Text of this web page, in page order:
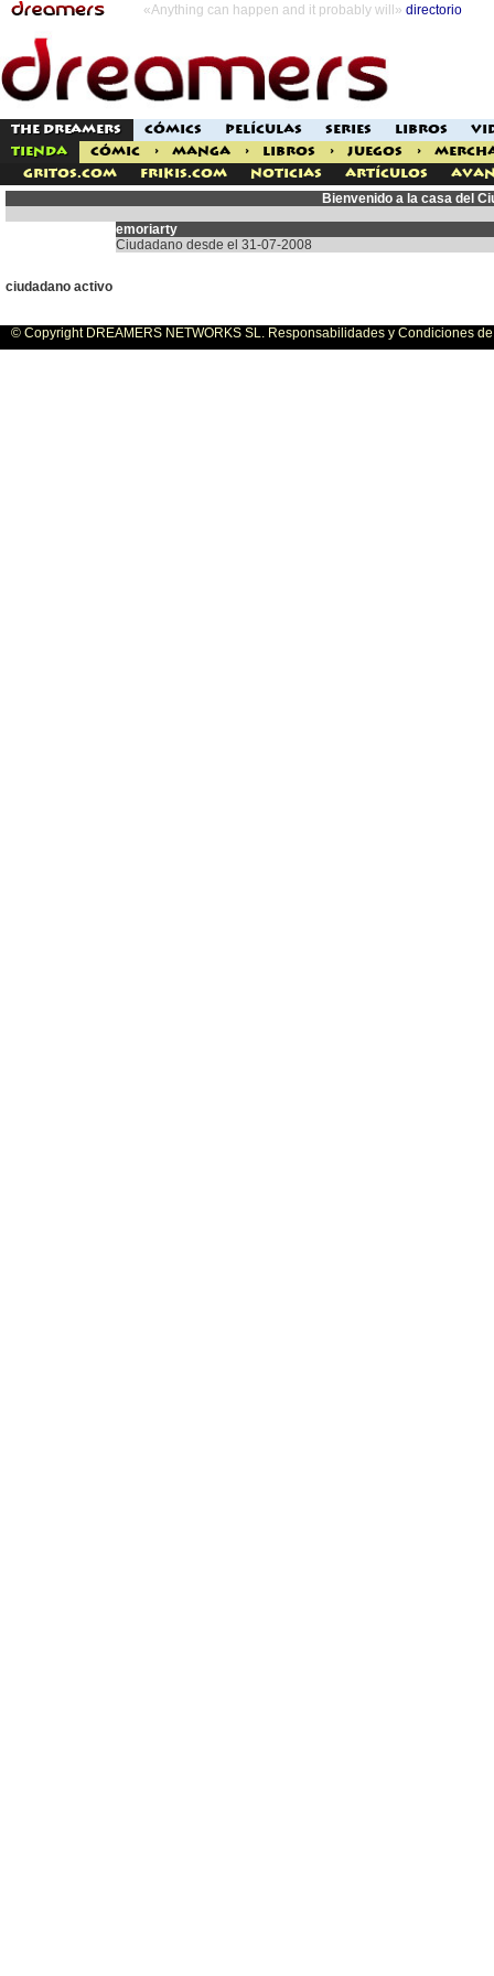
«Anything can happen and it probably will» directorio
THE DREAMERS CÓMICS PELÍCULAS SERIES LIBROS
TIENDA
CÓMIC > MANGA > LIBROS > JUEGOS >
Gritos.com
Frikis.com Noticias Artículos
Bienvenido a la casa del
emoriarty
Ciudadano desde el 31-07-2008
ciudadano activo
© Copyright DREAMERS NETWORKS SL. Responsabilidades y Condiciones